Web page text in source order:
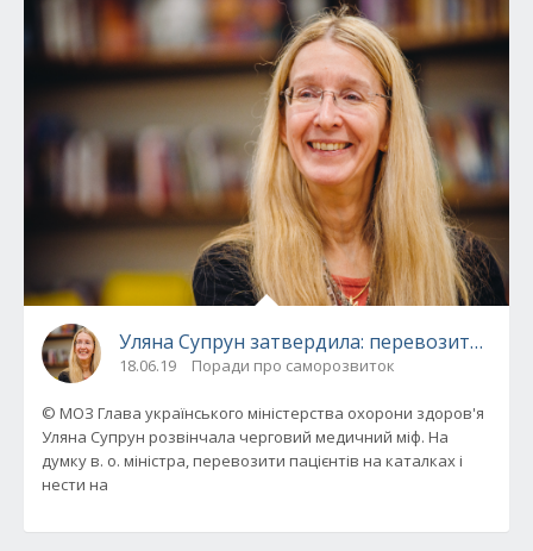
Уляна Супрун затвердила: перевозити
18.06.19 Поради про саморозвиток
© МОЗ Глава українського міністерства охорони здоров'я
Уляна Супрун розвінчала черговий медичний міф. На
думку в. о. міністра, перевозити пацієнтів на каталках і
нести на